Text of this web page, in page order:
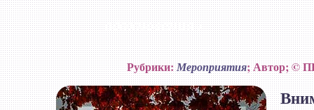
вдохновения»
Рубрики:Мероприятия; Автор; ©